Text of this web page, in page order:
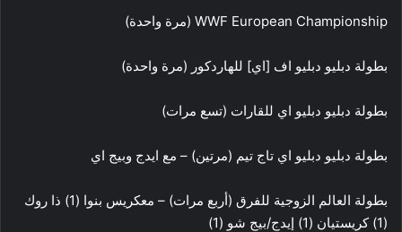
WWF European Championship (مرة واحدة)
بطولة دبليو دبليو اف [اي] للهاردكور (مرة واحدة)
بطولة دبليو دبليو اي للقارات (تسع مرات)
بطولة دبليو دبليو اي تاج تيم (مرتين) – مع ايدج وبيج اي
بطولة العالم الزوجية للفرق (أربع مرات) – معكريس بنوا (1) ذا روك
(1) كريستيان (1) إيدج/بيج شو (1)